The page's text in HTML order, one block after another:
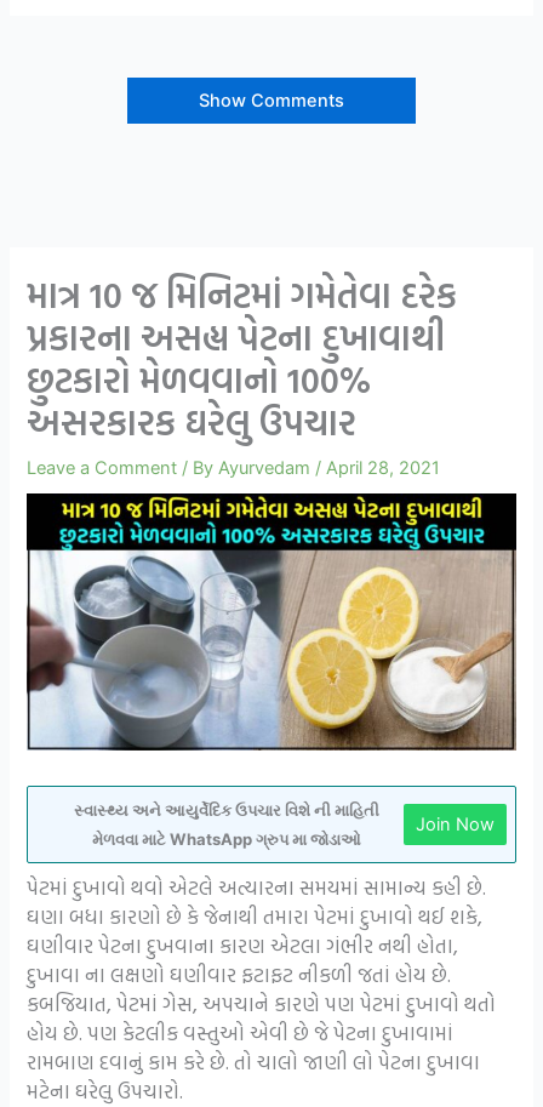
Show Comments
માત્ર 10 જ મિનિટમાં ગમેતેવા દરેક
પ્રકારના અસહ્ય પેટના દુખાવાથી
છુટકારો મેળવવાનો 100%
અસરકારક ઘરેલુ ઉપચાર
Leave a Comment / ByAyurvedam /April 28, 2021
સ્વાસ્થ્ય અને આયુર્વેદિક ઉપચાર વિશે ની માહિતી
મેળવવા માટે WhatsApp ગ્રુપ મા જોડાઓ
Join Now
પેટમાં દુખાવો થવો એટલે અત્યારના સમયમાં સામાન્ય કહી છે.
ઘણા બધા કારણો છે કે જેનાથી તમારા પેટમાં દુખાવો થઈ શકે,
ઘણીવાર પેટના દુખવાના કારણ એટલા ગંભીર નથી હોતા,
દુખાવા ના લક્ષણો ઘણીવાર ફટાફટ નીકળી જતાં હોય છે.
કબજિયાત, પેટમાં ગેસ, અપચાને કારણે પણ પેટમાં દુખાવો થતો
હોય છે. પણ કેટલીક વસ્તુઓ એવી છે જે પેટના દુખાવામાં
રામબાણ દવાનું કામ કરે છે. તો ચાલો જાણી લો પેટના દુખાવા
મટેના ઘરેલુ ઉપચારો.